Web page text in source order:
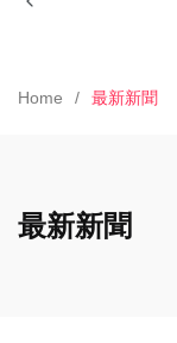
Home 最新新聞
最新新聞